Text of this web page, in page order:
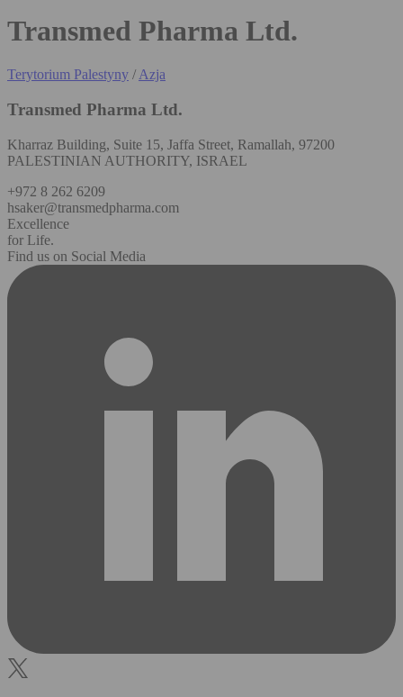
Transmed Pharma Ltd.
Terytorium Palestyny /Azja
Transmed Pharma Ltd.
Kharraz Building, Suite 15, Jaffa Street, Ramallah, 97200
PALESTINIAN AUTHORITY, ISRAEL
+972 8 262 6209
hsaker@transmedpharma.com
Excellence
for Life.
Find us on Social Media